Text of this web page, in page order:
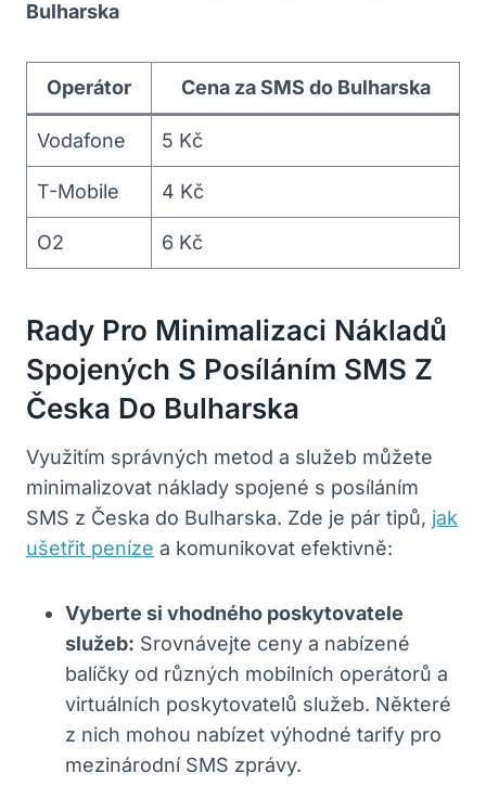
Bulharska
Operátor Cena za SMS do Bulharska
Vodafone 5 Kč
T-Mobile 4⁤ Kč
O2 6 ‌Kč
Rady Pro Minimalizaci Nákladů
Spojených S Posíláním SMS ‍z
Česka⁣ Do Bulharska
Využitím ⁢správných metod a ⁤služeb můžete
⁣minimalizovat náklady‌ spojené s posíláním
SMS z Česka do ‌Bulharska. Zde je pár tipů, jak
ušetřit peníze a komunikovat efektivně:
Vyberte si vhodného ⁤poskytovatele
služeb: Srovnávejte ceny a nabízené
balíčky od různých mobilních operátorů a
virtuálních​ poskytovatelů služeb. ​Některé
z nich mohou ⁤nabízet‌ výhodné tarify pro
mezinárodní ‌SMS zprávy.